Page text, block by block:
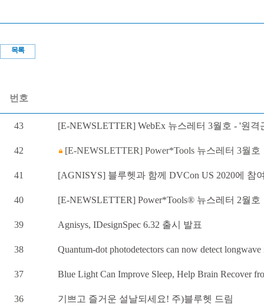
목록
번호
43 [E-NEWSLETTER] WebEx 뉴스레터 3월호 - '원
42 [E-NEWSLETTER] Power*Tools 뉴스레터 3월호
41 [AGNISYS] 블루헷과 함께 DVCon US 2020에 참
40 [E-NEWSLETTER] Power*Tools® 뉴스레터 2월호
39 Agnisys, IDesignSpec 6.32 출시 발표
38 Quantum-dot photodetectors can now detect
37 Blue Light Can Improve Sleep, Help Brain Recover
36 기쁘고 즐거운 설날되세요! 주)블루헷 드림